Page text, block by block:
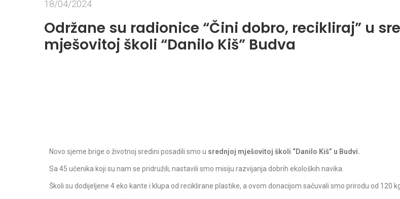
18/04/2024
Održane su radionice “Čini dobro, recikliraj” u
mješovitoj školi “Danilo Kiš” Budva
Novo sjeme brige o životnoj sredini posadili smo u srednjoj mješovitoj školi “Danilo Kiš” u Budvi.
Sa 45 učenika koji su nam se pridružili, nastavili smo misiju razvijanja dobrih ekoloških navika.
Školi su dodijeljene 4 eko kante i klupa od reciklirane plastike, a ovom donacijom sačuvali smo prirodu od 120